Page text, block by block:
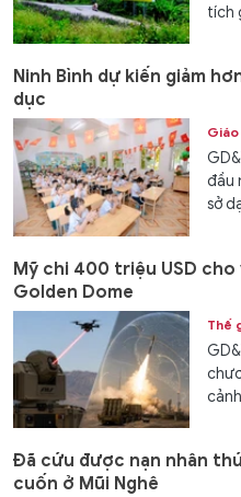
tích
Ninh Bình dự kiến giảm
dục
đầu
sở
Mỹ chi 400 triệu USD
Golden Dome
Thế
Đã cứu được nạn nhân
cuốn ở Mũi Nghê